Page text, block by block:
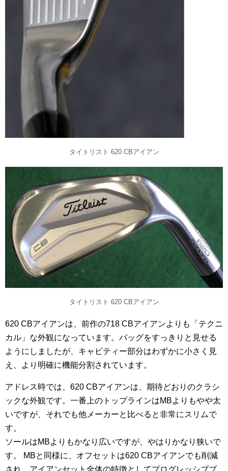
タイトリスト 620 CBアイアン
タイトリスト 620 CBアイアン
620 CBアイアンは、前作の718 CBアイアンよりも「テクニ
カル」な外観になっています。バッグをすっきりと見せる
ようにしましたが、キャビティー部分はわずかに小さく見
え、より明確に機能分割されています。
アドレス時では、620 CBアイアンは、期待どおりのクラシ
ックな外観です。一番上のトップラインはMBよりもやや太
いですが、それでも他メーカーと比べると非常にスリムで
す。
ソールはMBよりもかなり広いですが、やはりかなり狭いで
す。 MBと同様に、オフセットは620 CBアイアンでも削減